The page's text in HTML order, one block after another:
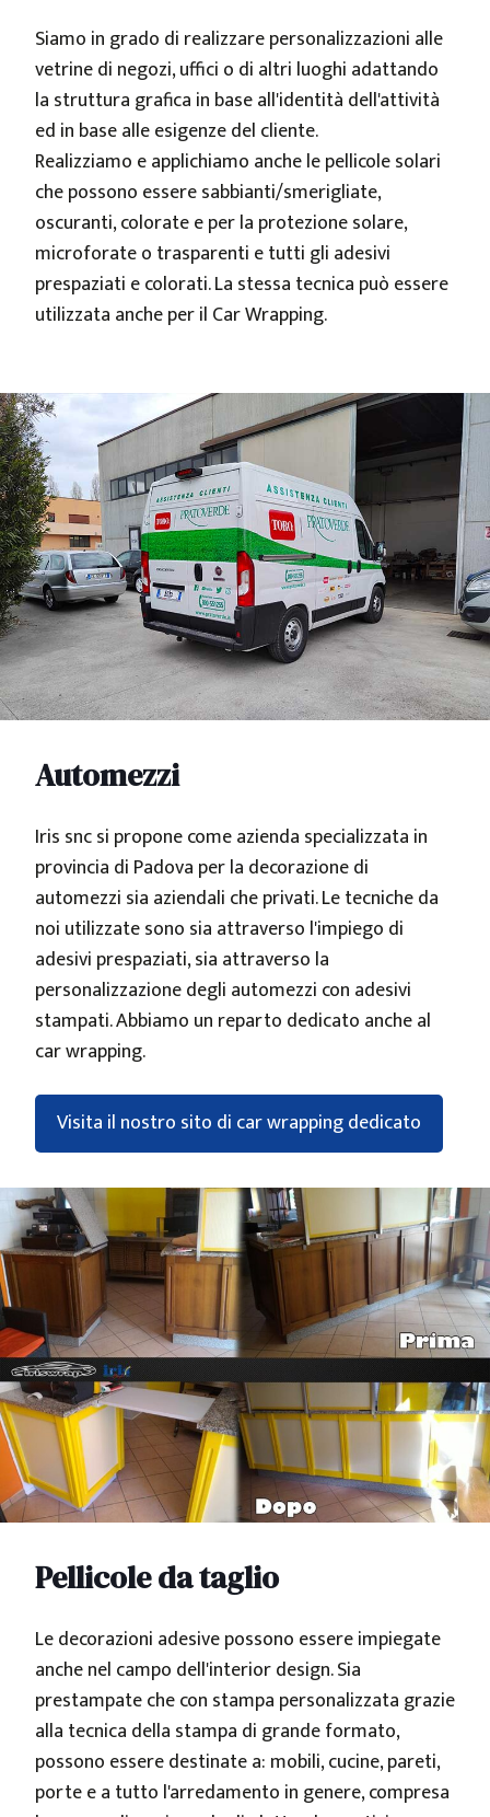
Siamo in grado di realizzare personalizzazioni alle
vetrine di negozi, uffici o di altri luoghi adattando
la struttura grafica in base all'identità dell'attività
ed in base alle esigenze del cliente.
Realizziamo e applichiamo anche le pellicole solari
che possono essere sabbianti/smerigliate,
oscuranti, colorate e per la protezione solare,
microforate o trasparenti e tutti gli adesivi
prespaziati e colorati. La stessa tecnica può essere
utilizzata anche per il Car Wrapping.
Automezzi
Iris snc si propone come azienda specializzata in
provincia di Padova per la decorazione di
automezzi sia aziendali che privati. Le tecniche da
noi utilizzate sono sia attraverso l'impiego di
adesivi prespaziati, sia attraverso la
personalizzazione degli automezzi con adesivi
stampati. Abbiamo un reparto dedicato anche al
car wrapping.
Visita il nostro sito di car wrapping dedicato
Pellicole da taglio
Le decorazioni adesive possono essere impiegate
anche nel campo dell'interior design. Sia
prestampate che con stampa personalizzata grazie
alla tecnica della stampa di grande formato,
possono essere destinate a: mobili, cucine, pareti,
porte e a tutto l'arredamento in genere, compresa